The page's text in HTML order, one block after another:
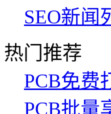
SEO新闻
热门推荐
PCB免费
PCB批量